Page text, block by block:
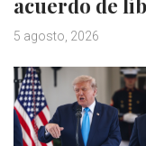
acuerdo de
5 agosto, 2026